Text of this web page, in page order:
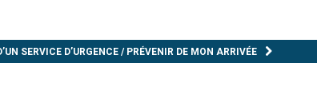
SERVICE D’URGENCE / PRÉVENIR DE MON ARRIVÉE